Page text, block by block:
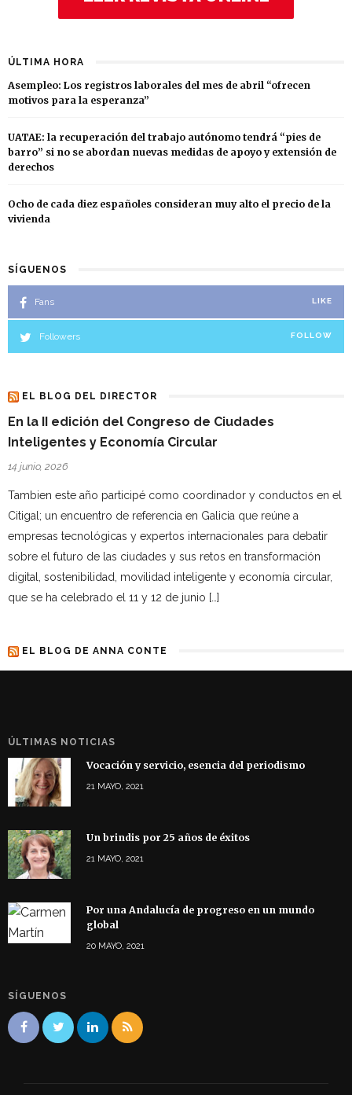
ÚLTIMA HORA
Asempleo: Los registros laborales del mes de abril “ofrecen
motivos para la esperanza”
UATAE: la recuperación del trabajo autónomo tendrá “pies de
barro” si no se abordan nuevas medidas de apoyo y extensión de
derechos
Ocho de cada diez españoles consideran muy alto el precio de la
vivienda
SÍGUENOS
Fans LIKE
Followers FOLLOW
EL BLOG DEL DIRECTOR
En la II edición del Congreso de Ciudades
Inteligentes y Economía Circular
14 junio, 2026
Tambien este año participé como coordinador y conductos en el
Citigal; un encuentro de referencia en Galicia que reúne a
empresas tecnológicas y expertos internacionales para debatir
sobre el futuro de las ciudades y sus retos en transformación
digital, sostenibilidad, movilidad inteligente y economía circular,
que se ha celebrado el 11 y 12 de junio […]
EL BLOG DE ANNA CONTE
ÚLTIMAS NOTICIAS
Vocación y servicio, esencia del periodismo
21 MAYO, 2021
Un brindis por 25 años de éxitos
21 MAYO, 2021
Por una Andalucía de progreso en un mundo
global
20 MAYO, 2021
SÍGUENOS